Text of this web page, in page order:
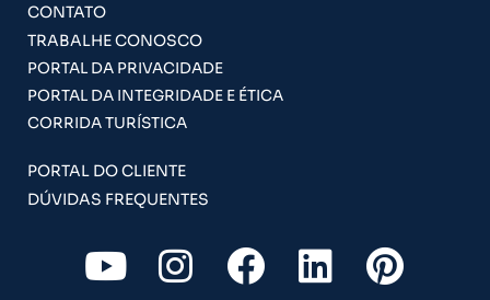
CONTATO
TRABALHE CONOSCO
PORTAL DA PRIVACIDADE
PORTAL DA INTEGRIDADE E ÉTICA
CORRIDA TURÍSTICA
PORTAL DO CLIENTE
DÚVIDAS FREQUENTES
Y I F L P